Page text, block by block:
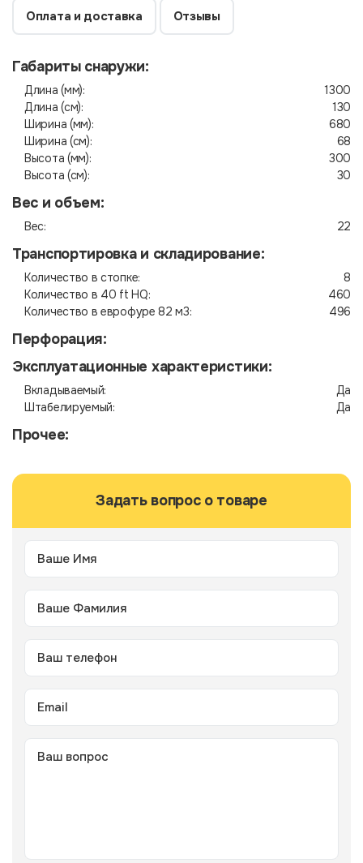
Оплата и доставка Отзывы
Габариты снаружи:
Длина (мм):
1300
Длина (см):
130
Ширина (мм):
680
Ширина (см):
68
Высота (мм):
300
Высота (см):
30
Вес и объем:
Вес: 22
Транспортировка и складирование:
Количество в стопке:
8
Количество в 40 ft HQ:
460
Количество в еврофуре 82 м3:
496
Перфорация:
Эксплуатационные характеристики:
Вкладываемый:
Да
Штабелируемый:
Да
Прочее:
Задать вопрос о товаре